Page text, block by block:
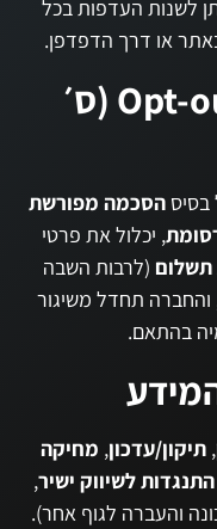
לשנות העדפות בכל
או דרך הדפדפן.
שיווק בדוא״ל ו-Opt-out (ס׳
בסיס הסכמה מפורשת
, יכלול את פרטי
תשלום (לרבות השבה
תחדל משיגור
בהתאם.
, תיקון/עדכון, מחיקה
התנגדות לשיווק ישיר,
והעברה לגוף אחר).